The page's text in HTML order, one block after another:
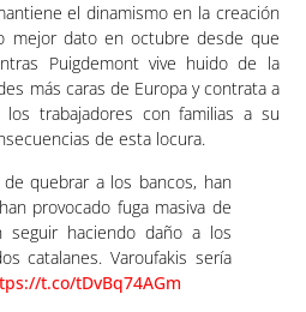
el dinamismo en la creación
mejor dato en octubre desde que
Puigdemont vive huido de la
más caras de Europa y contrata a
los trabajadores con familias a su
de esta locura.
quebrar a los bancos, han
provocado fuga masiva de
seguir haciendo daño a los
catalanes. Varoufakis sería
t.co/tDvBq74AGm